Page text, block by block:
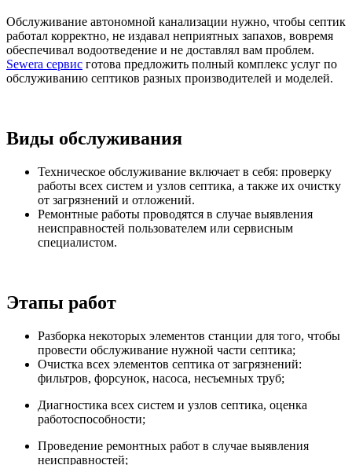
Обслуживание автономной канализации нужно, чтобы септик
работал корректно, не издавал неприятных запахов, вовремя
обеспечивал водоотведение и не доставлял вам проблем.
Sewera сервис готова предложить полный комплекс услуг по
обслуживанию септиков разных производителей и моделей.
Виды обслуживания
Техническое обслуживание включает в себя: проверку
работы всех систем и узлов септика, а также их очистку
от загрязнений и отложений.
Ремонтные работы проводятся в случае выявления
неисправностей пользователем или сервисным
специалистом.
Этапы работ
Разборка некоторых элементов станции для того, чтобы
провести обслуживание нужной части септика;
Очистка всех элементов септика от загрязнений:
фильтров, форсунок, насоса, несъемных труб;
Диагностика всех систем и узлов септика, оценка
работоспособности;
Проведение ремонтных работ в случае выявления
неисправностей;